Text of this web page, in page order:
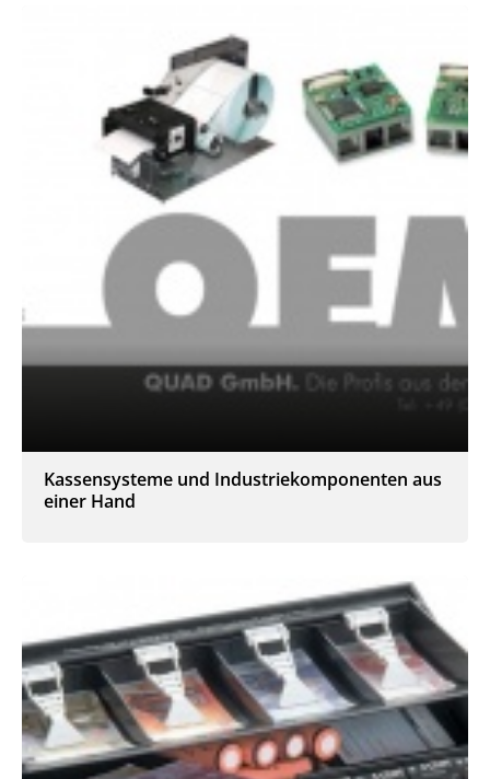
Kassensysteme und Industriekomponenten aus
einer Hand